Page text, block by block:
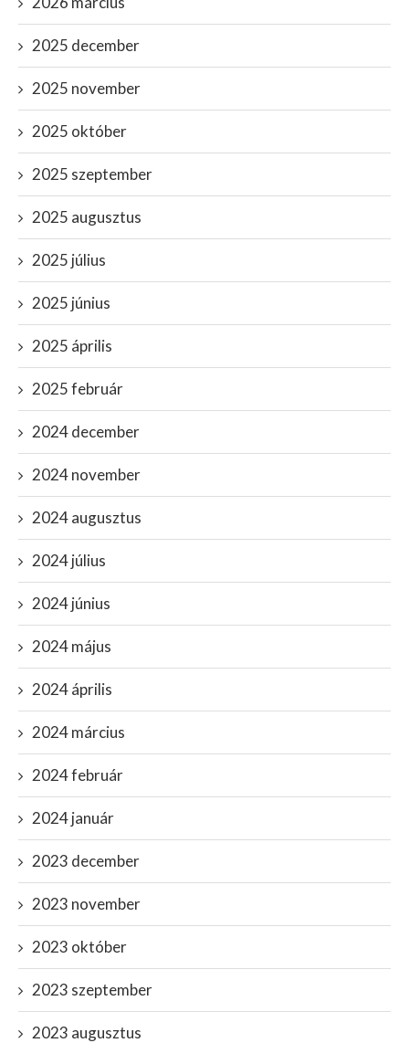
2025 december
2025 november
2025 október
2025 szeptember
2025 augusztus
2025 július
2025 június
2025 április
2025 február
2024 december
2024 november
2024 augusztus
2024 július
2024 június
2024 május
2024 április
2024 március
2024 február
2024 január
2023 december
2023 november
2023 október
2023 szeptember
2023 augusztus